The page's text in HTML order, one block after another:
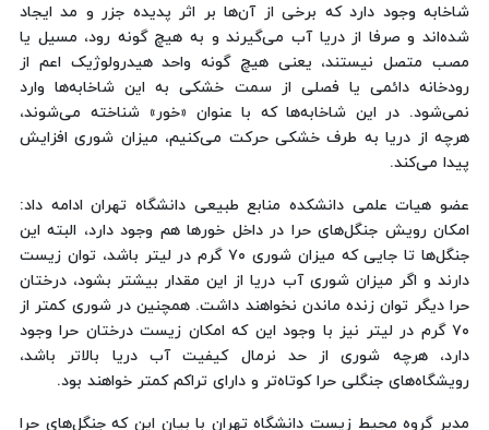
شاخابه وجود دارد که برخی از آن‌ها بر اثر پدیده جزر و مد ایجاد
شده‌اند و صرفا از دریا آب می‌گیرند و به هیچ گونه رود، مسیل یا
مصب متصل نیستند، یعنی هیچ گونه واحد هیدرولوژیک اعم از
رودخانه دائمی یا فصلی از سمت خشکی به این شاخابه‌ها وارد
نمی‌شود. در این شاخابه‌ها که با عنوان «خور» شناخته می‌شوند،
هرچه از دریا به طرف خشکی حرکت می‌کنیم، میزان شوری افزایش
پیدا می‌کند.
عضو هیات علمی دانشکده منابع طبیعی دانشگاه تهران ادامه داد:
امکان رویش جنگل‌های حرا در داخل خورها هم وجود دارد، البته این
جنگل‌ها تا جایی که میزان شوری ۷۰ گرم در لیتر باشد، توان زیست
دارند و اگر میزان شوری آب دریا از این مقدار بیشتر بشود، درختان
حرا دیگر توان زنده ماندن نخواهند داشت. همچنین در شوری کمتر از
۷۰ گرم در لیتر نیز با وجود این که امکان زیست درختان حرا وجود
دارد، هرچه شوری از حد نرمال کیفیت آب دریا بالاتر باشد،
رویشگاه‌های جنگلی حرا کوتاه‌تر و دارای تراکم کمتر خواهند بود.
مدیر گروه محیط زیست دانشگاه تهران با بیان این که جنگل‌های حرا